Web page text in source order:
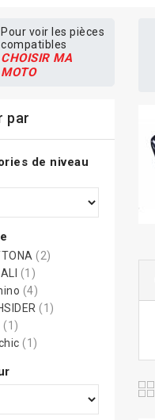
Pour voir les pièces
compatibles
CHOISIR MA
MOTO
par
de niveau
(2)
(1)
(4)
(1)
(1)
(1)
(1)